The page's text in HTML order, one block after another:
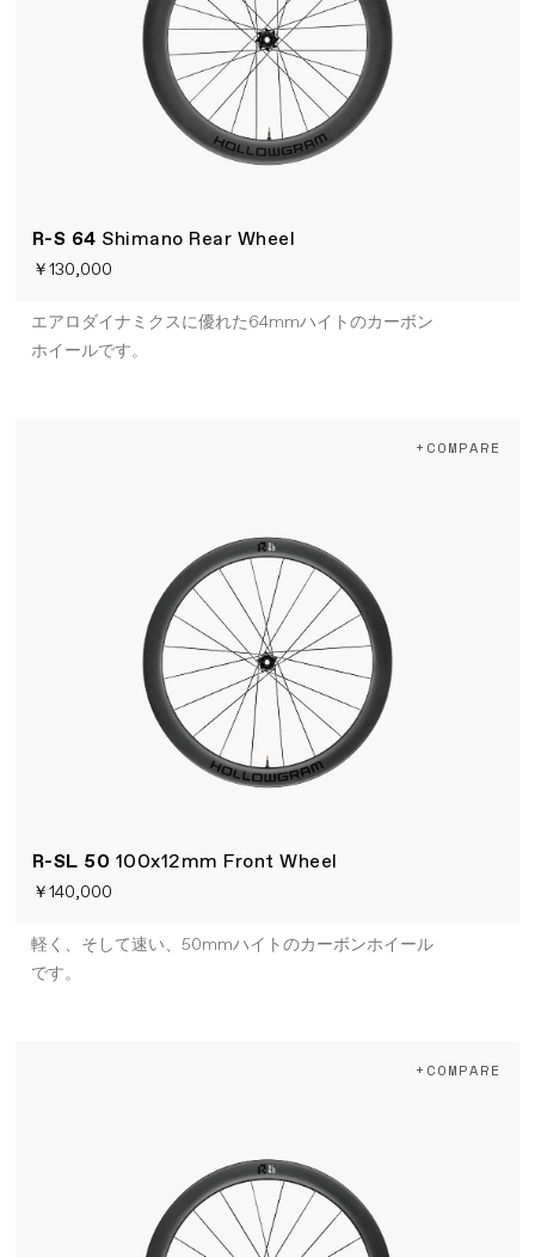
R-S 64 Shimano Rear Wheel
￥130,000
エアロダイナミクスに優れた64mmハイトのカーボン
ホイールです。
R-SL 50 100x12mm Front Wheel
￥140,000
+COMPARE
軽く、そして速い、50mmハイトのカーボンホイール
です。
+COMPARE